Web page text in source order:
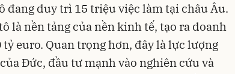
đang duy trì 15 triệu việc làm tại châu Âu.
là nền tảng của nền kinh tế, tạo ra doanh
euro. Quan trọng hơn, đây là lực lượng
Đức, đầu tư mạnh vào nghiên cứu và